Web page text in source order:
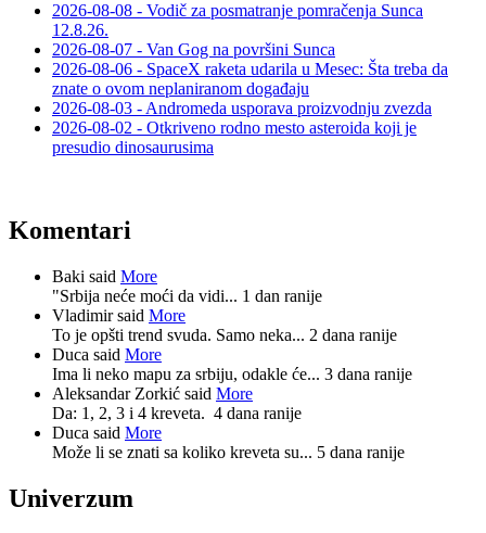
2026-08-08 - Vodič za posmatranje pomračenja Sunca
12.8.26.
2026-08-07 - Van Gog na površini Sunca
2026-08-06 - SpaceX raketa udarila u Mesec: Šta treba da
znate o ovom neplaniranom događaju
2026-08-03 - Andromeda usporava proizvodnju zvezda
2026-08-02 - Otkriveno rodno mesto asteroida koji je
presudio dinosaurusima
Komentari
Baki said More
"Srbija neće moći da vidi... 1 dan ranije
Vladimir said More
To je opšti trend svuda. Samo neka... 2 dana ranije
Duca said More
Ima li neko mapu za srbiju, odakle će... 3 dana ranije
Aleksandar Zorkić said More
Da: 1, 2, 3 i 4 kreveta. 4 dana ranije
Duca said More
Može li se znati sa koliko kreveta su... 5 dana ranije
Univerzum